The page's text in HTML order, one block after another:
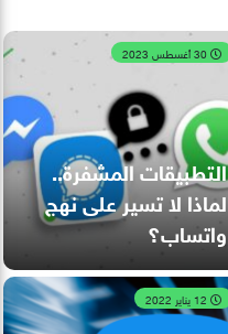
التطبيقات المشفرة..
لماذا لا تسير على نهج
واتساب؟